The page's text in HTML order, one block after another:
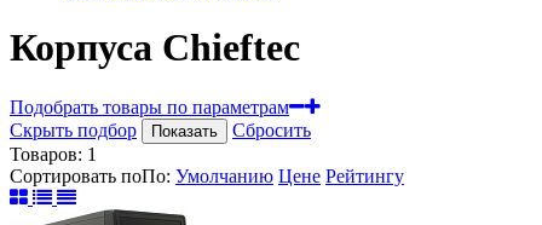
Корпуса Chieftec
Подобрать товары по параметрам
Скрыть подбор
Показать
Сбросить
Товаров: 1
Сортировать поПо: Умолчанию Цене Рейтингу